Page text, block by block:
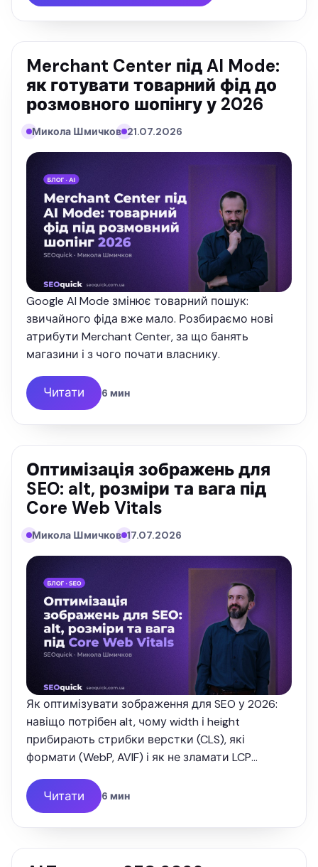
работает и как перестроить контент под
Merchant Center під AI Mode:
як готувати товарний фід до
розмовного шопінгу у 2026
Микола Шмичков 21.07.2026
Google AI Mode змінює товарний пошук:
звичайного фіда вже мало. Розбираємо нові
атрибути Merchant Center, за що банять
магазини і з чого почати власнику.
Читати 6 мин
Оптимізація зображень для
SEO: alt, розміри та вага під
Core Web Vitals
Микола Шмичков 17.07.2026
Як оптимізувати зображення для SEO у 2026:
навіщо потрібен alt, чому width і height
прибирають стрибки верстки (CLS), які
формати (WebP, AVIF) і як не зламати LCP
Читати 6 мин